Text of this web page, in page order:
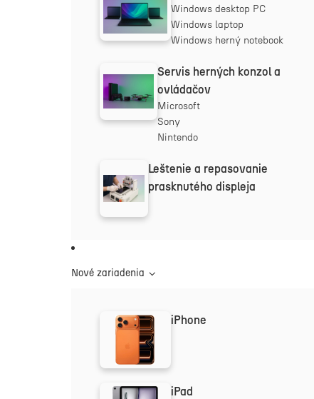
Windows desktop PC
Windows laptop
Windows herný notebook
Servis herných konzol a
ovládačov
Microsoft
Sony
Nintendo
Leštenie a repasovanie
prasknutého displeja
Nové zariadenia
iPhone
iPad